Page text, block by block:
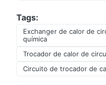
Tags:
Exchanger de calor de
química
Trocador de calor de
Circuito de trocador de